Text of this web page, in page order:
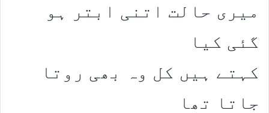
میری حالت اتنی ابتر ہو
گئی کیا
کہتے ہیں کل وہ بھی روتا
جاتا تھا